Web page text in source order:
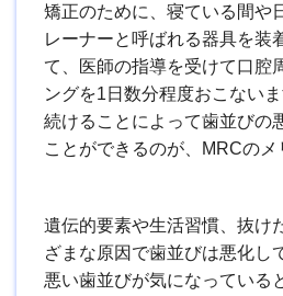
矯正のために、寝ている間や
レーナーと呼ばれる器具を装
て、医師の指導を受けて口腔
ングを1日数分程度おこない
続けることによって歯並びの
ことができるのが、MRCのメ
遺伝的要素や生活習慣、抜け
ざまな原因で歯並びは悪化し
悪い歯並びが気になっている